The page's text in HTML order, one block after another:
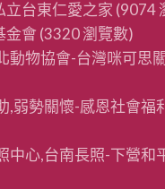
立台東仁愛之家 (9074
金會 (3320 瀏覽數)
動物協會-台灣咪可思
,弱勢關懷-感恩社會福
中心,台南長照-下營和